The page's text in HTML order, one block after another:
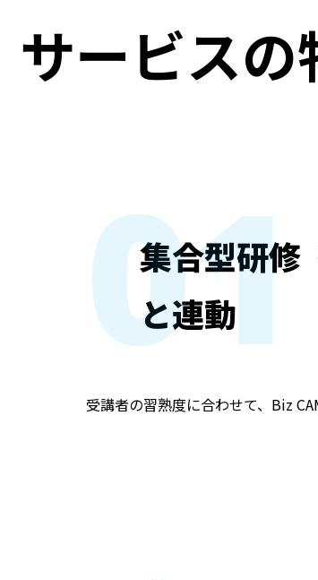
サービスの
01
集合型研修
と連動
受講者の習熟度に合わせて、Biz